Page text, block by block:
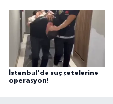
İstanbul'da suç çetelerine
operasyon!